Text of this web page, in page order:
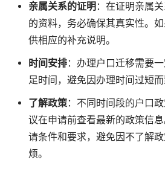
亲属关系的证明 ：在证明亲属
的资料，务必确保其真实性。
供相应的补充说明。
时间安排：办理户口迁移需要
足时间，避免因办理时间过短而
了解政策：不同时间段的户口
议在申请前查看最新的政策信
请条件和要求，避免因不了解
烦。